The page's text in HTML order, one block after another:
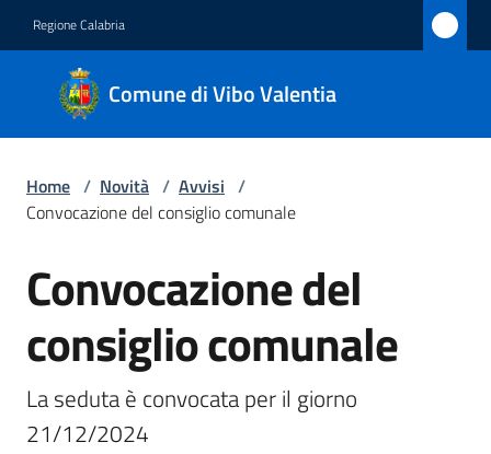
Regione Calabria
Comune di Vibo Valentia
Comune
di Vibo
Valentia
Novità
Servizi
Vivere
Vibo
Home / Novità / Avvisi /
Convocazione del consiglio comunale
Salta al contenuto
Convocazione del
consiglio comunale
La seduta è convocata per il giorno
21/12/2024